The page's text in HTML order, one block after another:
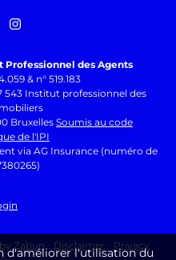
Professionnel des Agents
& n° 519.183
543 Institut professionnel des
Bruxelles Soumis au code
de l'IPI
via AG Insurance (numéro de
Zabun Disclaimer
Privacy
d'améliorer l'utilisation du